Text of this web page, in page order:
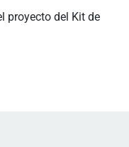
proyecto del Kit de